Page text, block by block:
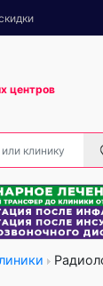
центров